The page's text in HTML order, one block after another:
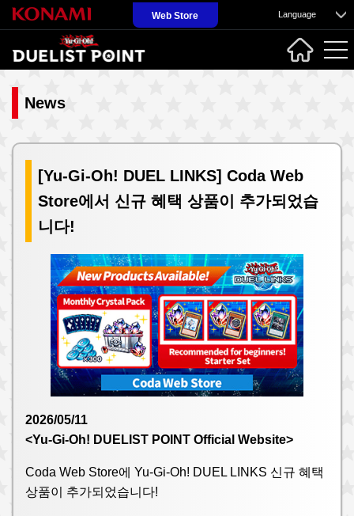
Web Store Language
News
[Yu-Gi-Oh! DUEL LINKS] Coda Web
Store에서 신규 혜택 상품이 추가되었습
니다!
2026/05/11
<Yu-Gi-Oh! DUELIST POINT Official Website>
Coda Web Store에 Yu-Gi-Oh! DUEL LINKS 신규 혜택
상품이 추가되었습니다!